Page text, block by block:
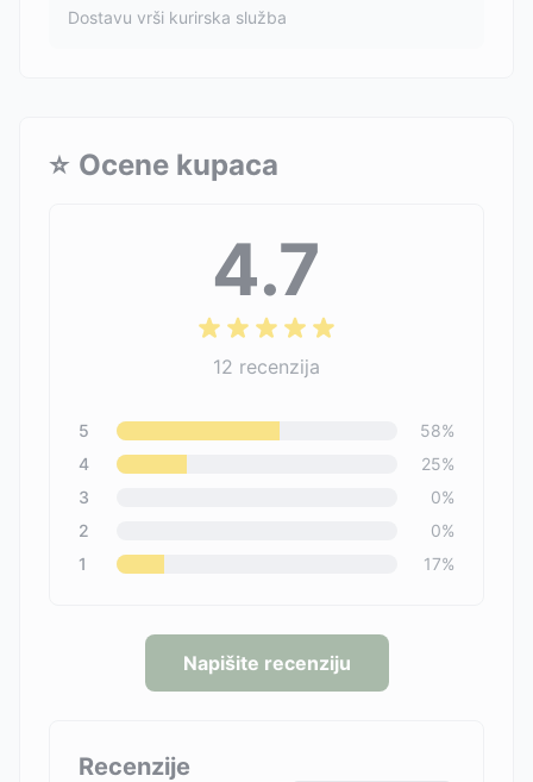
Dostavu vrši kurirska služba
⭐ Ocene kupaca
4.7
12 recenzija
5 58%
4
25%
3
0%
2
0%
1
17%
Napišite recenziju
Recenzije